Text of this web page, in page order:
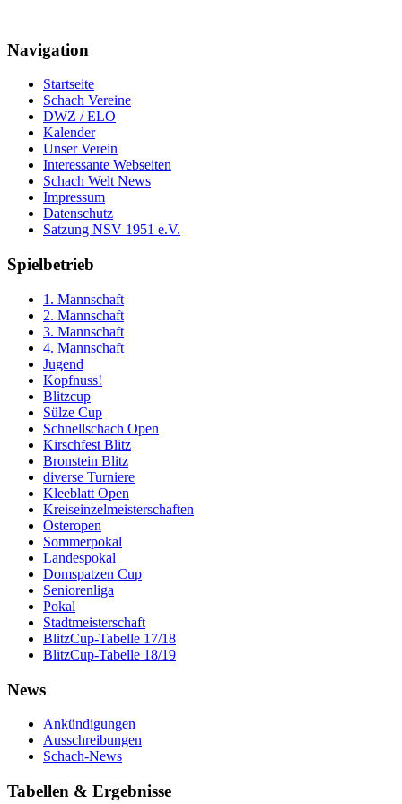
Navigation
Startseite
Schach Vereine
DWZ / ELO
Kalender
Unser Verein
Interessante Webseiten
Schach Welt News
Impressum
Datenschutz
Satzung NSV 1951 e.V.
Spielbetrieb
1. Mannschaft
2. Mannschaft
3. Mannschaft
4. Mannschaft
Jugend
Kopfnuss!
Blitzcup
Sülze Cup
Schnellschach Open
Kirschfest Blitz
Bronstein Blitz
diverse Turniere
Kleeblatt Open
Kreiseinzelmeisterschaften
Osteropen
Sommerpokal
Landespokal
Domspatzen Cup
Seniorenliga
Pokal
Stadtmeisterschaft
BlitzCup-Tabelle 17/18
BlitzCup-Tabelle 18/19
News
Ankündigungen
Ausschreibungen
Schach-News
Tabellen & Ergebnisse